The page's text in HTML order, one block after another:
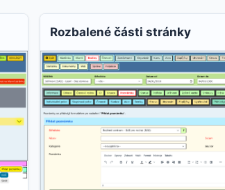
Rozbalené části stránky